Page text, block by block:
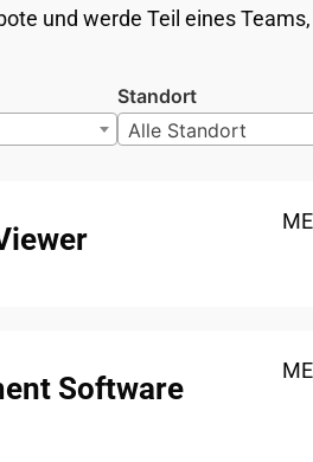
und werde Teil eines
Standort
Alle Standort
Software